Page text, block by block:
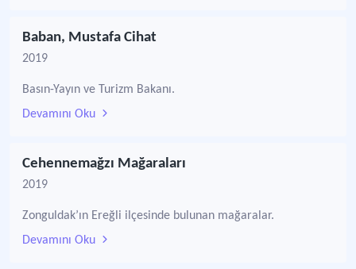
Baban, Mustafa Cihat
2019
Basın-Yayın ve Turizm Bakanı.
Devamını Oku
Cehennemağzı Mağaraları
2019
Zonguldak’ın Ereğli ilçesinde bulunan mağaralar.
Devamını Oku